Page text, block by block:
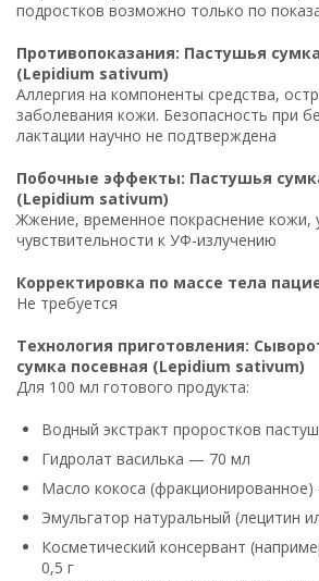
подростков возможно только по
Противопоказания: Пастушья
(Lepidium sativum)
Аллергия на компоненты средства,
заболевания кожи. Безопасность при
лактации научно не подтверждена
Побочные эффекты: Пастушья
(Lepidium sativum)
Жжение, временное покраснение кожи,
чувствительности к УФ-излучению
Корректировка по массе тела
Не требуется
Технология приготовления:
сумка посевная (Lepidium sativum)
Для 100 мл готового продукта:
Водный экстракт проростков
Гидролат василька — 70 мл
Масло кокоса
Эмульгатор натуральный (лецитин
Косметический консервант
0,5 г